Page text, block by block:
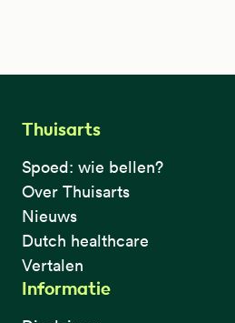
Thuisarts
Spoed: wie bellen?
Over Thuisarts
Nieuws
Dutch healthcare
Vertalen
Informatie